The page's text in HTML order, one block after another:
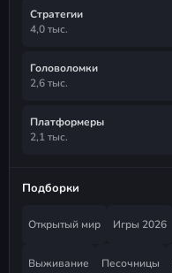
Стратегии
4,0 тыс.
Головоломки
2,6 тыс.
Платформеры
2,1 тыс.
Подборки
Открытый мир Игры 2026
Выживание Песочницы